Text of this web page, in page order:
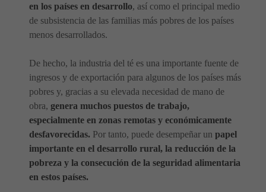
en los países en desarrollo, así como el principal medio
de subsistencia de las familias más pobres de los países
menos desarrollados.
De hecho, la industria del té es una importante fuente de
ingresos y de exportación para algunos de los países más
pobres y, gracias a su elevada necesidad de mano de
obra, genera muchos puestos de trabajo,
especialmente en zonas remotas y económicamente
desfavorecidas. Por tanto, puede desempeñar un papel
importante en el desarrollo rural, la reducción de la
pobreza y la consecución de la seguridad alimentaria
en estos países.